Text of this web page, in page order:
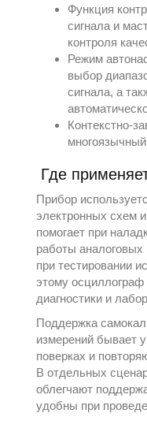
Функция
сигнала и
контроля
Режим
выбор
сигнала, а
Контекстно-
Где
Прибор
электронных схем
помогает при
работы
при тестировании
этому осциллограф
диагностики и
Поддержка
измерений бывает
поверках и
В отдельных
облегчают
удобны при